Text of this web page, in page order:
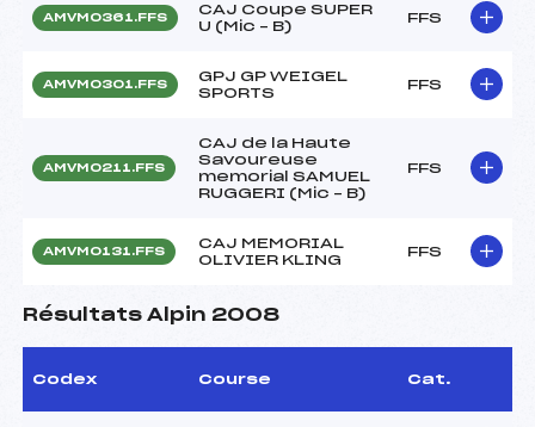
AMVM0361.FFS
CAJ Coupe SUPER
U (Mic – B)
FFS
AMVM0301.FFS
GPJ GP WEIGEL
SPORTS
FFS
AMVM0211.FFS
CAJ de la Haute
Savoureuse
memorial SAMUEL
RUGGERI (Mic – B)
FFS
AMVM0131.FFS
CAJ MEMORIAL
OLIVIER KLING
FFS
Résultats Alpin 2008
Codex Course Cat.